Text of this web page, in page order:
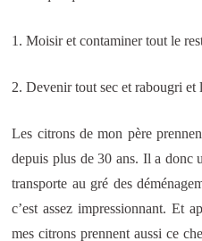
1. Moisir et contaminer tout le
2. Devenir tout sec et rabougri et
Les citrons de mon père
depuis plus de 30 ans. Il a donc
transporte au gré des
c’est assez impressionnant. Et
mes citrons prennent aussi ce